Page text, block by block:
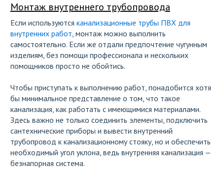
Монтаж внутреннего трубопровода
Если используются канализационные трубы ПВХ для
внутренних работ, монтаж можно выполнить
самостоятельно. Если же отдали предпочтение чугунным
изделиям, без помощи профессионала и нескольких
помощников просто не обойтись.
Чтобы приступать к выполнению работ, понадобится хотя
бы минимальное представление о том, что такое
канализация, как работать с имеющимися материалами.
Здесь важно не только соединить элементы, подключить
сантехнические приборы и вывести внутренний
трубопровод к канализационному стояку, но и обеспечить
необходимый угол уклона, ведь внутренняя канализация —
безнапорная система.